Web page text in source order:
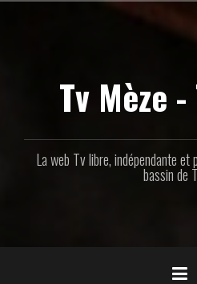
Tv Mèze
La web Tv libre, indépendante
bassin de